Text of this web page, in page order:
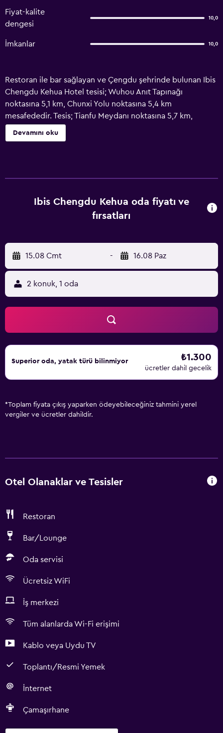
Fiyat-kalite
dengesi
10,0
İmkanlar 10,0
Restoran ile bar sağlayan ve Çengdu şehrinde bulunan Ibis
Chengdu Kehua Hotel tesisi; Wuhou Anıt Tapınağı
noktasına 5,1 km, Chunxi Yolu noktasına 5,4 km
mesafededir. Tesis; Tianfu Meydanı noktasına 5,7 km,
Kuanzhai Tarihi Sokağı noktasına 6,8 km, Wenshu Manastırı
noktasınaysa 8,1 km mesafededir. Tesis; 24 saat açık
Merkezi 8,6 km mesafededir. Chengdu Shuangliu
Uluslararası Havaalanı 16 km uzaklıktadır.
Devamını oku
Ibis Chengdu Kehua oda fiyatı ve
fırsatları
15.08 Cmt - 16.08 Paz
2 konuk, 1 oda
Superior oda, yatak türü bilinmiyor ₺1.300
ücretler dahil gecelik
*Toplam fiyata çıkış yaparken ödeyebileceğiniz tahmini yerel
vergiler ve ücretler dahildir.
Otel Olanaklar ve Tesisler
Restoran
Bar/Lounge
Oda servisi
Ücretsiz WiFi
İş merkezi
Tüm alanlarda Wi-Fi erişimi
Kablo veya Uydu TV
Toplantı/Resmi Yemek
İnternet
Çamaşırhane